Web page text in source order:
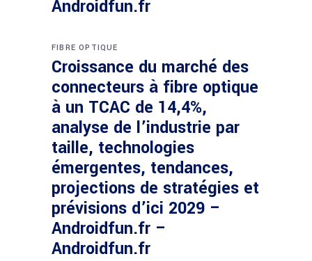
Androidfun.fr
FIBRE OPTIQUE
Croissance du marché des
connecteurs à fibre optique
à un TCAC de 14,4%,
analyse de l’industrie par
taille, technologies
émergentes, tendances,
projections de stratégies et
prévisions d’ici 2029 –
Androidfun.fr –
Androidfun.fr